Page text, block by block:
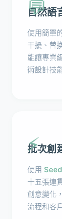
💬
自然語
使用簡單
干擾、替
能讓專業
術設計技
⚡
批次創
使用
十五張連
創意變化
流程和客